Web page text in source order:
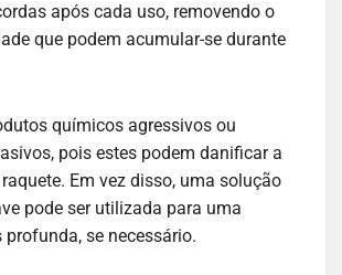
após cada uso, removendo o
que podem acumular-se durante
químicos agressivos ou
pois estes podem danificar a
Em vez disso, uma solução
pode ser utilizada para uma
se necessário.